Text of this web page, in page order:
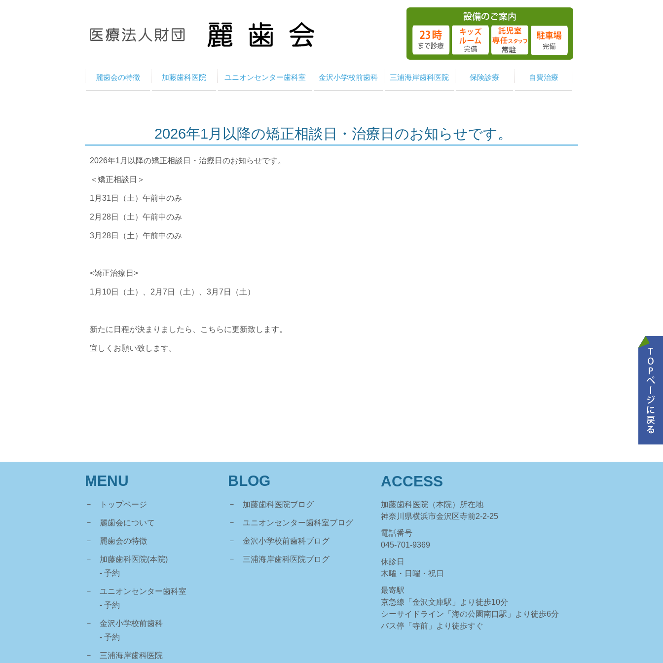
麗歯会の特徴 加藤歯科医院 ユニオンセンター歯科室 金沢小学校前歯科 三浦海岸歯科医院 保険診療 自費治療
2026年1月以降の矯正相談日・治療日のお知らせです。
2026年1月以降の矯正相談日・治療日のお知らせです。
＜矯正相談日＞
1月31日（土）午前中のみ
2月28日（土）午前中のみ
3月28日（土）午前中のみ
<矯正治療日>
1月10日（土）、2月7日（土）、3月7日（土）
新たに日程が決まりましたら、こちらに更新致します。
宜しくお願い致します。
MENU
トップページ
麗歯会について
麗歯会の特徴
加藤歯科医院(本院)
- 予約
ユニオンセンター歯科室
- 予約
金沢小学校前歯科
- 予約
三浦海岸歯科医院
BLOG
加藤歯科医院ブログ
ユニオンセンター歯科室ブログ
金沢小学校前歯科ブログ
三浦海岸歯科医院ブログ
ACCESS
加藤歯科医院（本院）所在地
神奈川県横浜市金沢区寺前2-2-25
電話番号
045-701-9369
休診日
木曜・日曜・祝日
最寄駅
京急線「金沢文庫駅」より徒歩10分
シーサイドライン「海の公園南口駅」より徒歩6分
バス停「寺前」より徒歩すぐ